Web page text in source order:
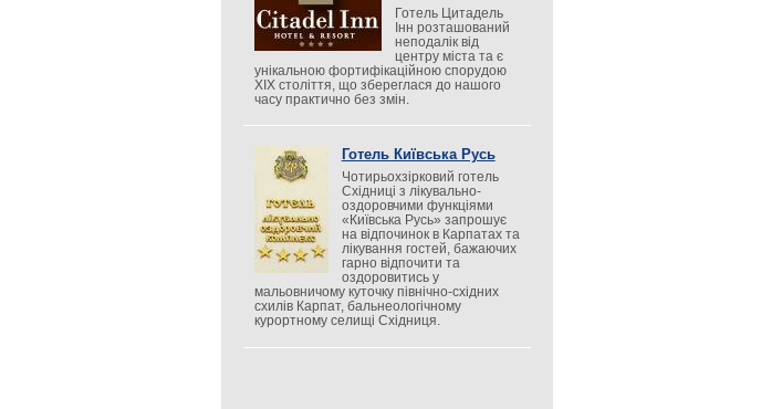
Готель Цитадель
Інн розташований
неподалік від
центру міста та є
унікальною фортифікаційною спорудою
XIX століття, що збереглася до нашого
часу практично без змін.
Готель Київська Русь
Чотирьохзірковий готель
Східниці з лікувально-
оздоровчими функціями
«Київська Русь» запрошує
на відпочинок в Карпатах та
лікування гостей, бажаючих
гарно відпочити та
оздоровитись у
мальовничому куточку північно-східних
схилів Карпат, бальнеологічному
курортному селищі Східниця.